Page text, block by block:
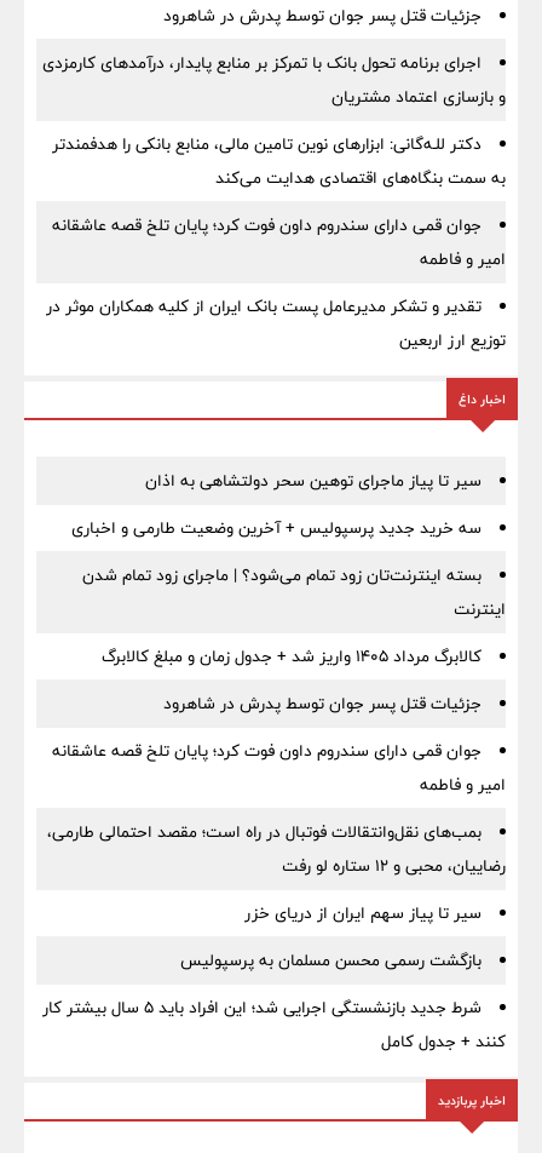
جزئیات قتل پسر جوان توسط پدرش در شاهرود
اجرای برنامه تحول بانک با تمرکز بر منابع پایدار، درآمدهای کارمزدی
و بازسازی اعتماد مشتریان
دکتر للـه‌گانی: ابزارهای نوین تامین مالی، منابع بانکی را هدفمندتر
به سمت بنگاه‌های اقتصادی هدایت می‌کند
جوان قمی دارای سندروم داون فوت کرد؛ پایان تلخ قصه عاشقانه
امیر و فاطمه
تقدیر و تشکر مدیرعامل پست بانک ایران از کلیه همکاران موثر در
توزیع ارز اربعین
اخبار داغ
سیر تا پیاز ماجرای توهین سحر دولتشاهی به اذان
سه خرید جدید پرسپولیس + آخرین وضعیت طارمی و اخباری
بسته اینترنت‌تان زود تمام می‌شود؟ | ماجرای زود تمام شدن
اینترنت
کالابرگ مرداد ۱۴۰۵ واریز شد + جدول زمان و مبلغ کالابرگ
جزئیات قتل پسر جوان توسط پدرش در شاهرود
جوان قمی دارای سندروم داون فوت کرد؛ پایان تلخ قصه عاشقانه
امیر و فاطمه
بمب‌های نقل‌وانتقالات فوتبال در راه است؛ مقصد احتمالی طارمی،
رضاییان، محبی و ۱۲ ستاره لو رفت
سیر تا پیاز سهم ایران از دریای خزر
بازگشت رسمی محسن مسلمان به پرسپولیس
شرط جدید بازنشستگی اجرایی شد؛ این افراد باید ۵ سال بیشتر کار
کنند + جدول کامل
اخبار پربازدید